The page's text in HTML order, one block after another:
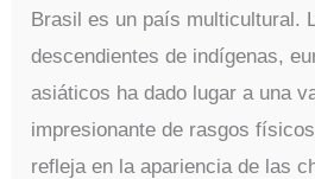
Brasil es un país multicultural.
descendientes de indígenas,
asiáticos ha dado lugar a una
impresionante de rasgos
refleja en la apariencia de las